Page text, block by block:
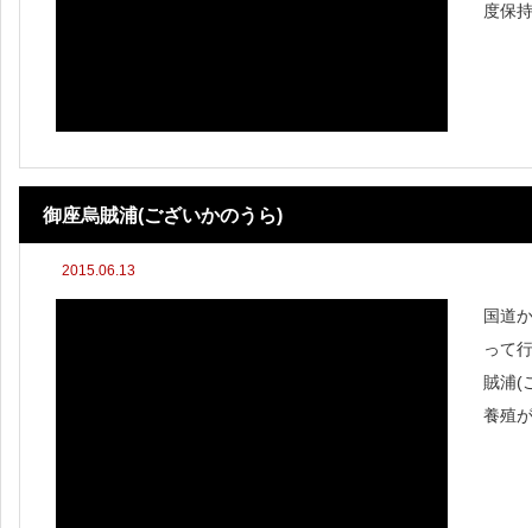
度保
御座烏賊浦(ございかのうら)
2015.06.13
国道
って
賊浦(
養殖